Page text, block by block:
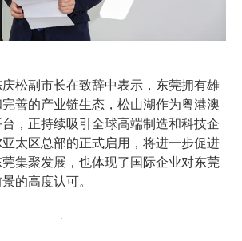
松副市长在致辞中表示，东莞拥有雄
善的产业链生态，松山湖作为粤港澳
，正持续吸引全球高端制造和科技企
太区总部的正式启用，将进一步促进
集聚发展，也体现了国际企业对东莞
的高度认可。